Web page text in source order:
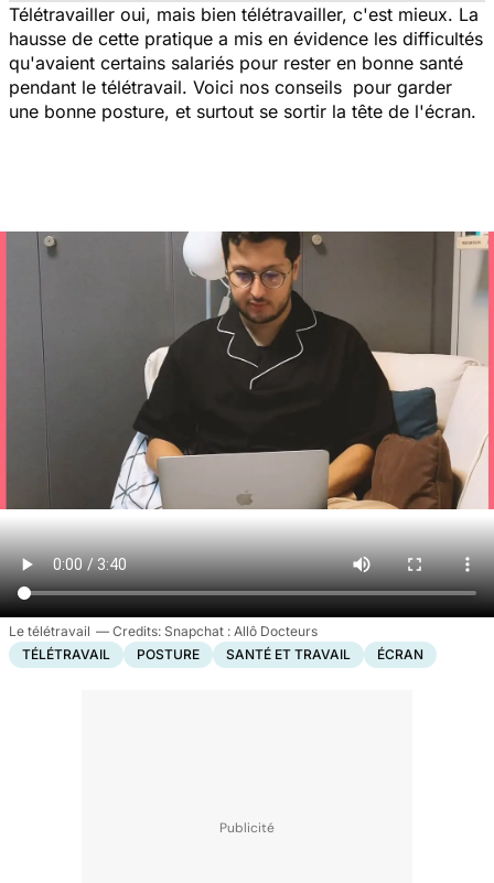
Télétravailler oui, mais bien télétravailler, c'est mieux. La
hausse de cette pratique a mis en évidence les difficultés
qu'avaient certains salariés pour rester en bonne santé
pendant le télétravail. Voici nos conseils pour garder
une bonne posture, et surtout se sortir la tête de l'écran.
Le télétravail
Snapchat : Allô Docteurs
TÉLÉTRAVAIL
POSTURE SANTÉ ET TRAVAIL ÉCRAN